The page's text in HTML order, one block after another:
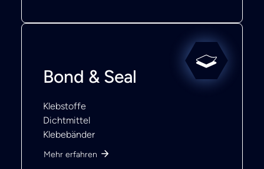
Bond & Seal
Klebstoffe
Dichtmittel
Klebebänder
Mehr erfahren